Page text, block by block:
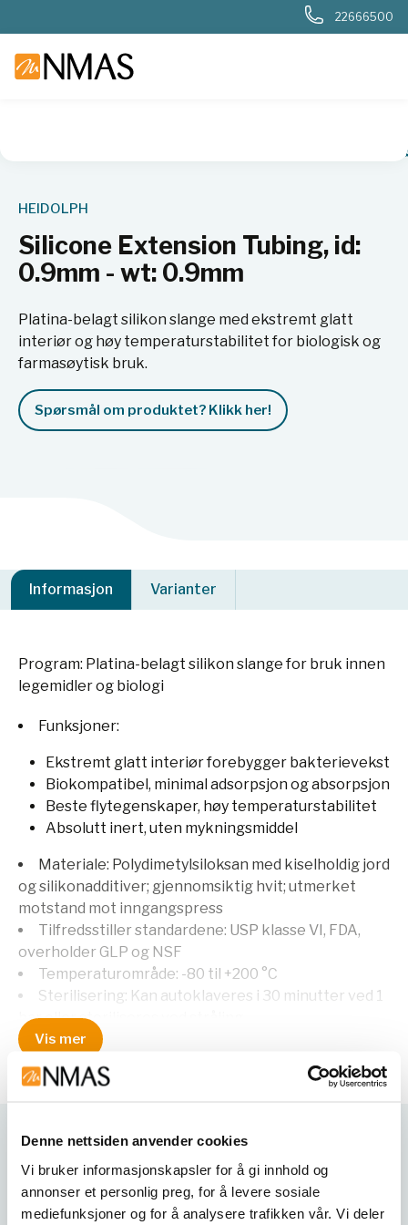
Denne nettsiden anvender cookies
Vi bruker informasjonskapsler for å gi innhold og
annonser et personlig preg, for å levere sosiale
mediefunksjoner og for å analysere trafikken vår. Vi deler
22666500
HEIDOLPH
Silicone Extension Tubing, id:
0.9mm - wt: 0.9mm
Platina-belagt silikon slange med ekstremt glatt
interiør og høy temperaturstabilitet for biologisk og
farmasøytisk bruk.
Spørsmål om produktet? Klikk her!
Informasjon Varianter
Program: Platina-belagt silikon slange for bruk innen
legemidler og biologi
Funksjoner:
Ekstremt glatt interiør forebygger bakterievekst
Biokompatibel, minimal adsorpsjon og absorpsjon
Beste flytegenskaper, høy temperaturstabilitet
Absolutt inert, uten mykningsmiddel
Materiale: Polydimetylsiloksan med kiselholdig jord
og silikonadditiver; gjennomsiktig hvit; utmerket
motstand mot inngangspress
Tilfredsstiller standardene: USP klasse VI, FDA,
overholder GLP og NSF
Temperaturområde: -80 til +200 °C
Sterilisering: Kan autoklaveres i 30 minutter ved 1
bar eller steriliseres ved stråling
Begrensning: Ikke egnet for konsentrert
løsningsmiddel, oljer, syrer eller utblandet kaustisk
soda; relativt høy permeabilitet for gass
Syrer:
betinget
Lut:
betinget
Løsningsmidler:
uegnet
Vis mer
Varianter